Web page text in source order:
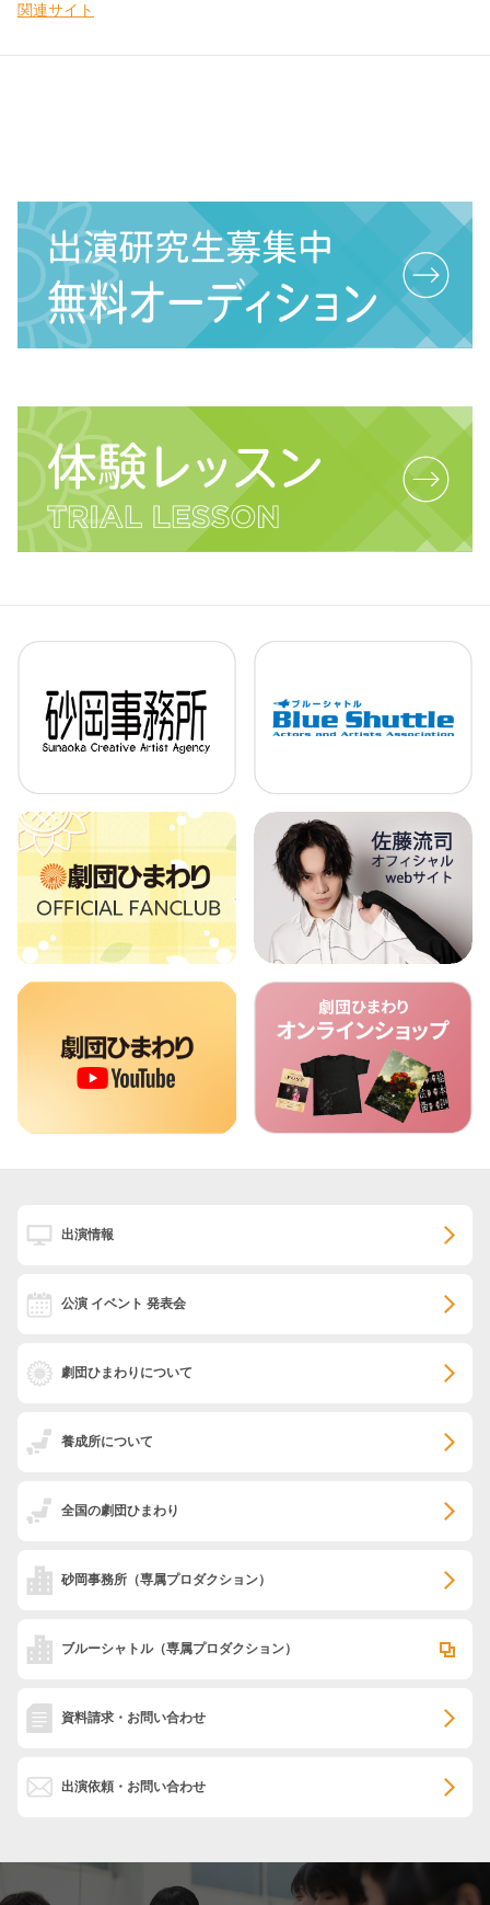
関連サイト
出演情報
公演 イベント 発表会
劇団ひまわりについて
養成所について
全国の劇団ひまわり
砂岡事務所 （専属プロダクション）
ブルーシャトル（専属プロダクション）
資料請求・お問い合わせ
出演依頼・お問い合わせ